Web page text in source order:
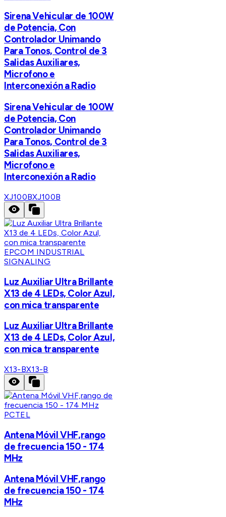
Sirena Vehicular de 100W
de Potencia, Con
Controlador Unimando
Para Tonos, Control de 3
Salidas Auxiliares,
Microfono e
Interconexión a Radio
Sirena Vehicular de 100W
de Potencia, Con
Controlador Unimando
Para Tonos, Control de 3
Salidas Auxiliares,
Microfono e
Interconexión a Radio
XJ100BXJ100B
EPCOM INDUSTRIAL
SIGNALING
Luz Auxiliar Ultra Brillante
X13 de 4 LEDs, Color Azul,
con mica transparente
Luz Auxiliar Ultra Brillante
X13 de 4 LEDs, Color Azul,
con mica transparente
X13-BX13-B
PCTEL
Antena Móvil VHF,rango
de frecuencia 150 - 174
MHz
Antena Móvil VHF,rango
de frecuencia 150 - 174
MHz